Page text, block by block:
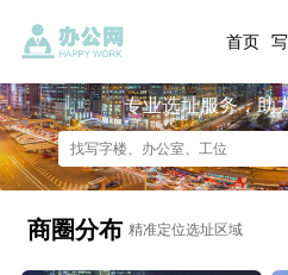
首页
专业选址服务，助
商圈分布 精准定位选址区域